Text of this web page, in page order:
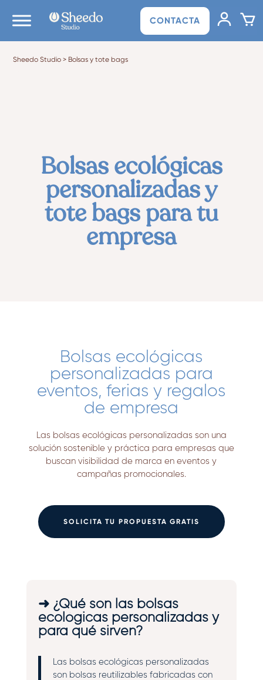
CONTACTA
Sheedo Studio > Bolsas y tote bags
Bolsas ecológicas
personalizadas y
tote bags para tu
empresa
Bolsas ecológicas
personalizadas para
eventos, ferias y regalos
de empresa
Las bolsas ecológicas personalizadas son una
solución sostenible y práctica para empresas que
buscan visibilidad de marca en eventos y
campañas promocionales.
SOLICITA TU PROPUESTA GRATIS
➜ ¿Qué son las bolsas
ecológicas personalizadas y
para qué sirven?
Las bolsas ecológicas personalizadas
son bolsas reutilizables fabricadas con